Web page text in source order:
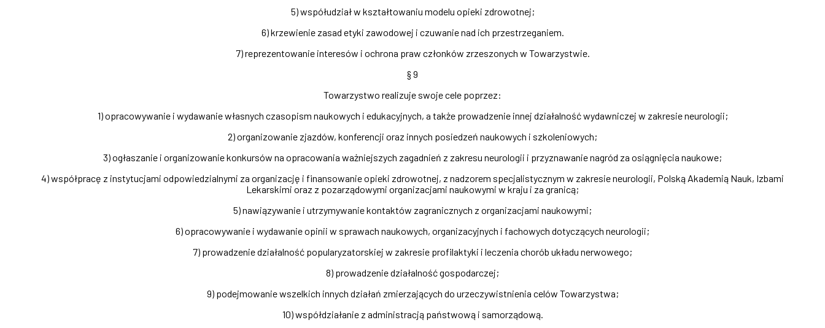
5) współudział w kształtowaniu modelu opieki zdrowotnej;
6) krzewienie zasad etyki zawodowej i czuwanie nad ich przestrzeganiem.
7) reprezentowanie interesów i ochrona praw członków zrzeszonych w Towarzystwie.
§ 9
Towarzystwo realizuje swoje cele poprzez:
1) opracowywanie i wydawanie własnych czasopism naukowych i edukacyjnych, a także prowadzenie innej działalność wydawniczej w zakresie neurologii;
2) organizowanie zjazdów, konferencji oraz innych posiedzeń naukowych i szkoleniowych;
3) ogłaszanie i organizowanie konkursów na opracowania ważniejszych zagadnień z zakresu neurologii i przyznawanie nagród za osiągnięcia naukowe;
4) współpracę z instytucjami odpowiedzialnymi za organizację i finansowanie opieki zdrowotnej, z nadzorem specjalistycznym w zakresie neurologii, Polską Akademią Nauk, Izbami
Lekarskimi oraz z pozarządowymi organizacjami naukowymi w kraju i za granicą;
5) nawiązywanie i utrzymywanie kontaktów zagranicznych z organizacjami naukowymi;
6) opracowywanie i wydawanie opinii w sprawach naukowych, organizacyjnych i fachowych dotyczących neurologii;
7) prowadzenie działalność popularyzatorskiej w zakresie profilaktyki i leczenia chorób układu nerwowego;
8) prowadzenie działalność gospodarczej;
9) podejmowanie wszelkich innych działań zmierzających do urzeczywistnienia celów Towarzystwa;
10) współdziałanie z administracją państwową i samorządową.